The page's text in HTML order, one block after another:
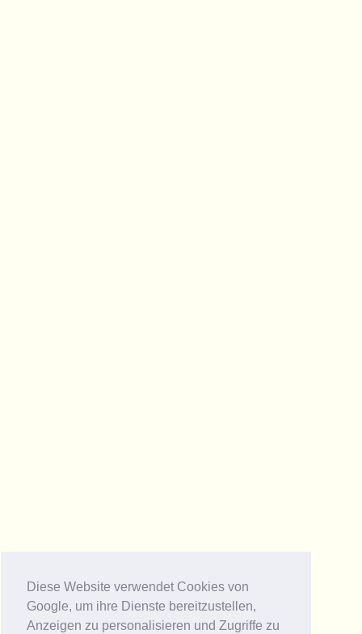
Diese Website verwendet Cookies von
Google, um ihre Dienste bereitzustellen,
Anzeigen zu personalisieren und Zugriffe zu